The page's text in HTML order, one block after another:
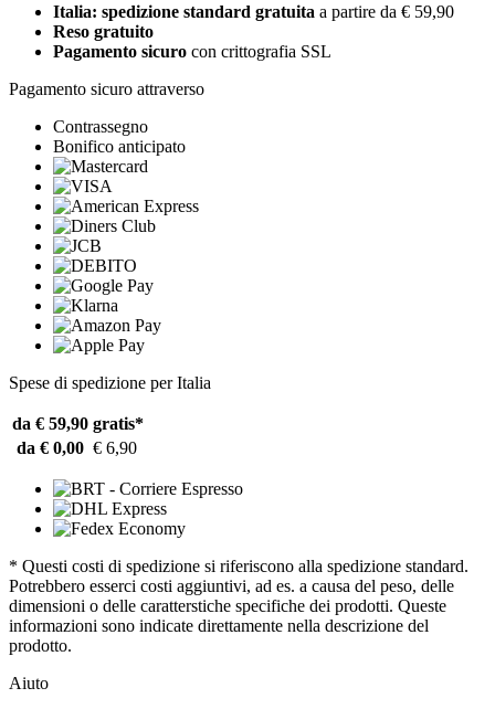
Italia: spedizione standard gratuita a partire da € 59,90
Reso gratuito
Pagamento sicuro con crittografia SSL
Pagamento sicuro attraverso
Contrassegno
Bonifico anticipato
Spese di spedizione per Italia
da € 59,90 gratis*
da € 0,00 € 6,90
* Questi costi di spedizione si riferiscono alla spedizione standard.
Potrebbero esserci costi aggiuntivi, ad es. a causa del peso, delle
dimensioni o delle caratterstiche specifiche dei prodotti. Queste
informazioni sono indicate direttamente nella descrizione del
prodotto.
Aiuto